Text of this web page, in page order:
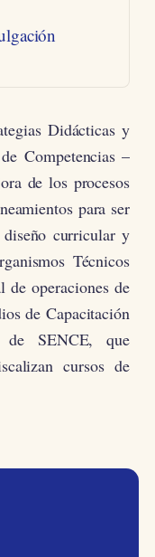
Didácticas y
Competencias –
de los procesos
para ser
curricular y
Técnicos
de operaciones de
de Capacitación
SENCE, que
cursos de